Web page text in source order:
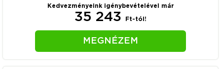
Kedvezményeink igénybevételével már
35 243 Ft-tól!
MEGNÉZEM